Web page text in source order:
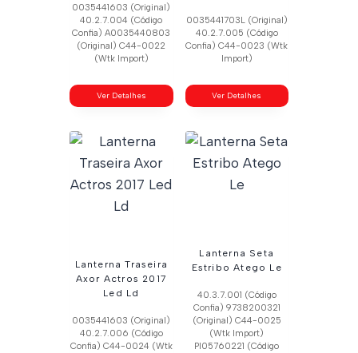
0035441603 (Original)
40.2.7.004 (Código
Confia) A0035440803
(Original) C44-0022
(Wtk Import)
Ver Detalhes
0035441703L (Original)
40.2.7.005 (Código
Confia) C44-0023 (Wtk
Import)
Ver Detalhes
Lanterna Traseira
Axor Actros 2017
Led Ld
0035441603 (Original)
40.2.7.006 (Código
Confia) C44-0024 (Wtk
Lanterna Seta
Estribo Atego Le
40.3.7.001 (Código
Confia) 9738200321
(Original) C44-0025
(Wtk Import)
Pl05760221 (Código